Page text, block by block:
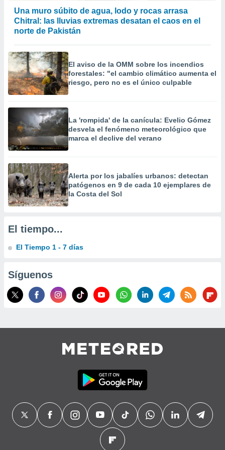
crear un
la
contenido
medir el
de la
el
de
o a través
de
de
de
uso de
con el
e
publicidad
Una muro súbito de agua, lodo y rocas arrasa
Chitral: las lluvias extremas desatan el caos en el
norte de Pakistán
El aviso de la OMM sobre los incendios
forestales: "el cambio climático aumenta el
riesgo, pero no es el único culpable
La 'rompida' de la canícula: Evelio Gómez
desvela el fenómeno meteorológico que
marca el declive del verano
Alerta por los jabalíes urbanos: detectan
patógenos en 9 de cada 10 ejemplares de
la Costa del Sol
El tiempo...
El Tiempo 1 - 7 días
Síguenos